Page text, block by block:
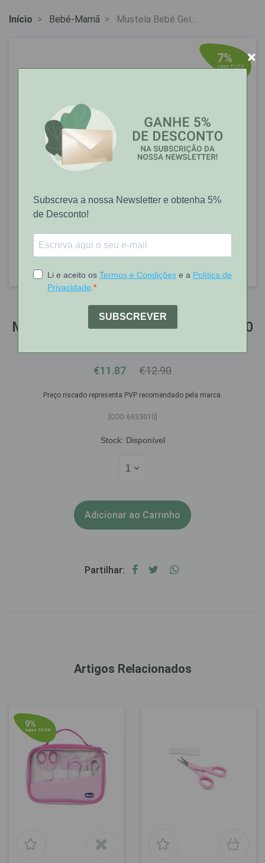
Início Bebé-Mamã
7%
sobre P.V.P.R
Mustela Bebé Gel Dermo-Lavante 500
€11.87 €12.90
Preço riscado representa PVP recomendado pela marca.
[COD 6933010]
Stock: Disponível
1
Adicionar ao Carrinho
Partilhar:
Artigos Relacionados
9%
sobre P.V.P.R
×